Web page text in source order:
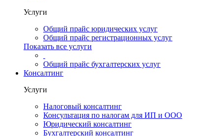
Услуги
Общий прайс юридических услуг
Общий прайс регистрационных услуг
Показать все услуги
Общий прайс бухгалтерских услуг
Консалтинг
Услуги
Налоговый консалтинг
Консультация по налогам для ИП и ООО
Юридический консалтинг
Бухгалтерский консалтинг